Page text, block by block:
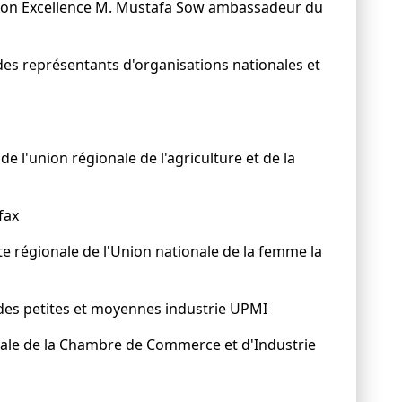
Excellence M. Mustafa Sow ambassadeur du
représentants d'organisations nationales et
l'union régionale de l'agriculture et de la
régionale de l'Union nationale de la femme la
petites et moyennes industrie UPMI
de la Chambre de Commerce et d'Industrie